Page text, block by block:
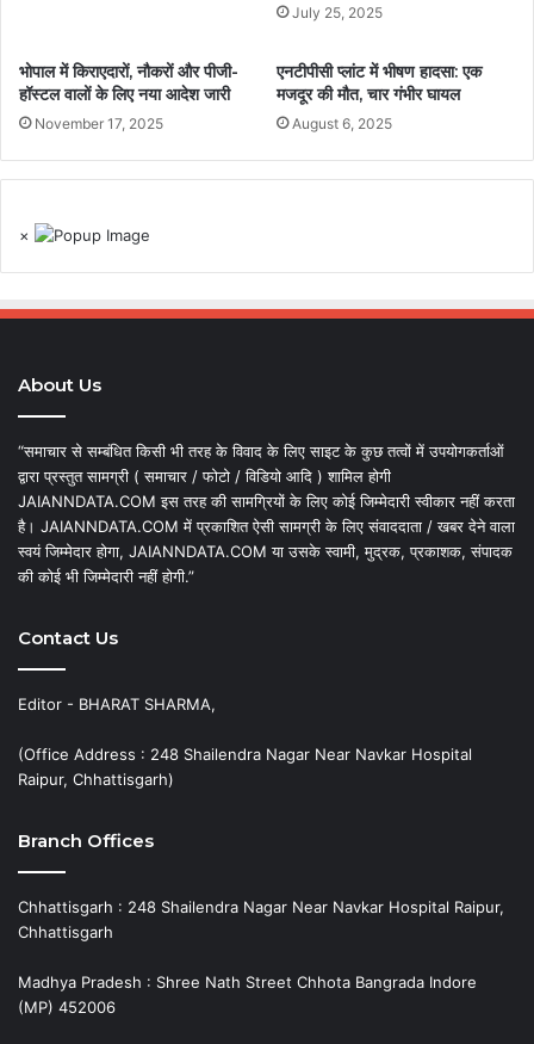
July 25, 2025
भोपाल में किराएदारों, नौकरों और पीजी-
हॉस्टल वालों के लिए नया आदेश जारी
November 17, 2025
एनटीपीसी प्लांट में भीषण हादसा: एक
मजदूर की मौत, चार गंभीर घायल
August 6, 2025
×
About Us
“समाचार से सम्बंधित किसी भी तरह के विवाद के लिए साइट के कुछ तत्वों में उपयोगकर्ताओं
द्वारा प्रस्तुत सामग्री ( समाचार / फोटो / विडियो आदि ) शामिल होगी
JAIANNDATA.COM इस तरह की सामग्रियों के लिए कोई जिम्मेदारी स्वीकार नहीं करता
है। JAIANNDATA.COM में प्रकाशित ऐसी सामग्री के लिए संवाददाता / खबर देने वाला
स्वयं जिम्मेदार होगा, JAIANNDATA.COM या उसके स्वामी, मुद्रक, प्रकाशक, संपादक
की कोई भी जिम्मेदारी नहीं होगी.”
Contact Us
Editor - BHARAT SHARMA,
(Office Address : 248 Shailendra Nagar Near Navkar Hospital
Raipur, Chhattisgarh)
Branch Offices
Chhattisgarh : 248 Shailendra Nagar Near Navkar Hospital Raipur,
Chhattisgarh
Madhya Pradesh : Shree Nath Street Chhota Bangrada Indore
(MP) 452006